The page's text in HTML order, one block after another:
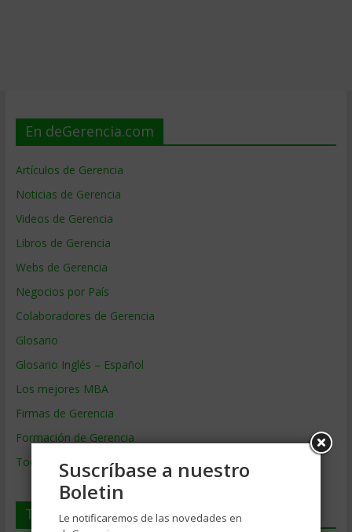
En deGerencia.com
Artículos de Gerencia
Noticias de Gerencia
Videos de Gerencia
Libros de Gerencia
Webs de Gerencia
Negocios por País
Colaboradores de Gerencia
Glosario
Glosario Inglés – Español
Los mejores MBA
Firmas de Gerencia
Formación de Gerencia
Todos los Temas
Temas de Gerencia
Suscríbase a nuestro
Boletin
Le notificaremos de las novedades en